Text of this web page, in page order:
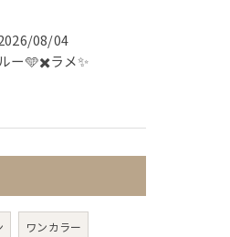
08/04
ー🩵✖️ラメ✨
ワンカラー